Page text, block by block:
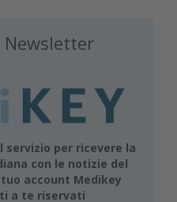
per ricevere la
con le notizie del
account Medikey
a te riservati